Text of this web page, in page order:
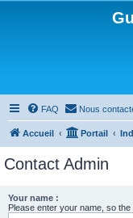
FAQ Nous
Accueil Portail
Contact Admin
Your name :
Please enter your name, so